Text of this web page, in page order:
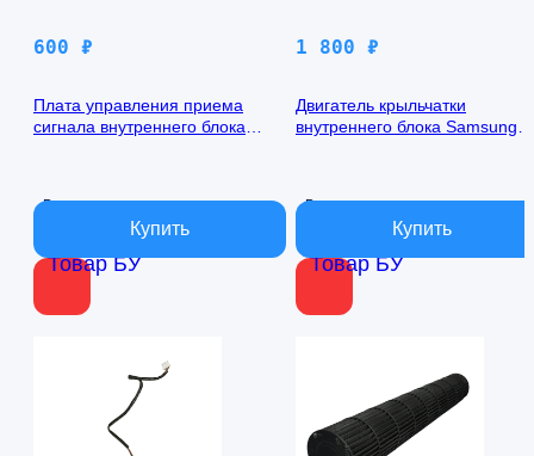
Товар БУ
600 ₽
Плата управления приема
сигнала внутреннего блока
В наличии
Товар БУ
1 800 ₽
Двигатель крыльчатки
внутреннего блока Samsung
В наличии